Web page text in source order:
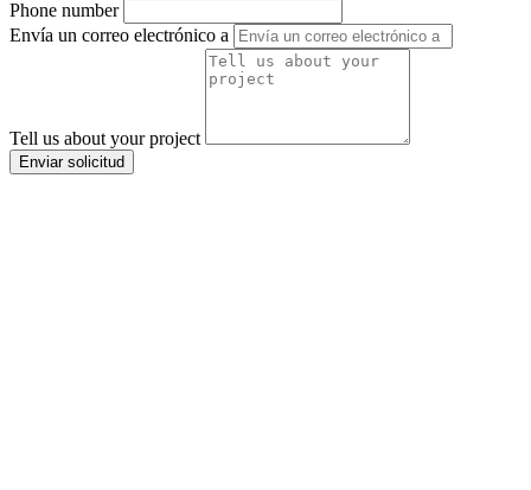
Phone number
Envía un correo electrónico a
Tell us about your project
Enviar solicitud